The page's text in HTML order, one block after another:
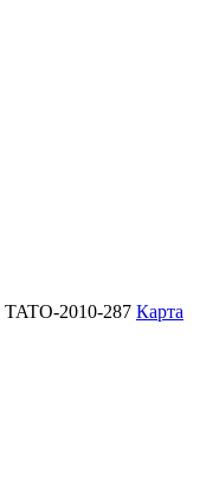
TATO-2010-287 Карта